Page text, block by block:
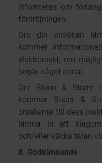
informeras om
fördröjningen.
Om din ansökan
kommer
elektroniskt, om
begär något annat.
Om Steen & Strøm
kommer Steen &
orsakerna till dess
lämna in ett
och/eller väcka talan
8. Godkännande